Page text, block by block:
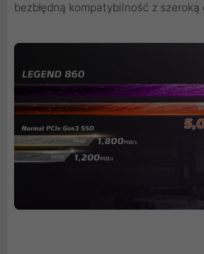
bezbłędną kompatybilność z szeroką